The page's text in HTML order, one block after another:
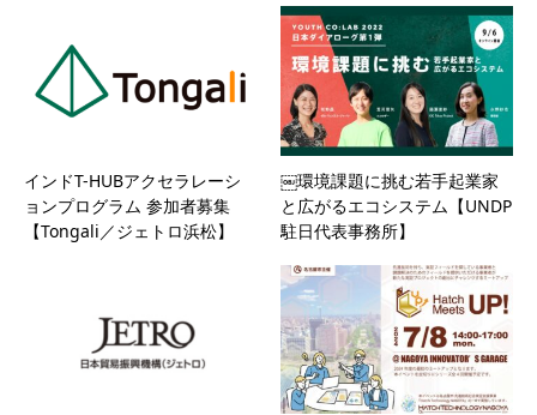
インドT-HUBアクセラレーシ
ョンプログラム 参加者募集
【Tongali／ジェトロ浜松】
￼環境課題に挑む若手起業家
と広がるエコシステム【UNDP
駐日代表事務所】